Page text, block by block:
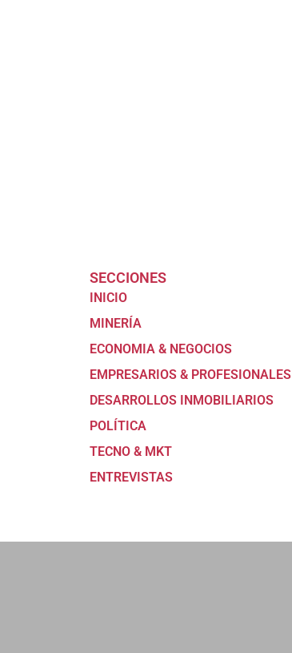
SECCIONES
INICIO
MINERÍA
ECONOMIA & NEGOCIOS
EMPRESARIOS & PROFESIONALES
DESARROLLOS INMOBILIARIOS
POLÍTICA
TECNO & MKT
ENTREVISTAS